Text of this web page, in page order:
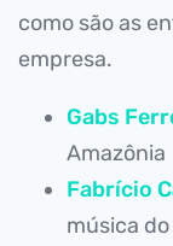
como são as
empresa.
Gabs
Amazônia
Fabrício
música